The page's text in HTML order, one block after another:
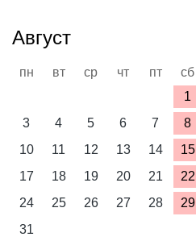
Август
пн вт ср чт пт сб
1
3
4 5 6 7 8
10
11 12 13 14 15
17
18 19 20 21 22
24
25 26 27 28 29
31